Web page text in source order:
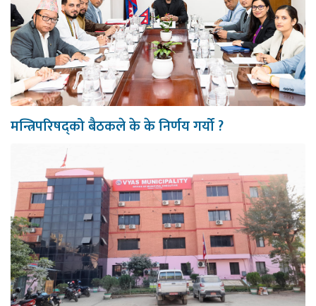
मन्त्रिपरिषद्को बैठकले के के निर्णय गर्यो ?